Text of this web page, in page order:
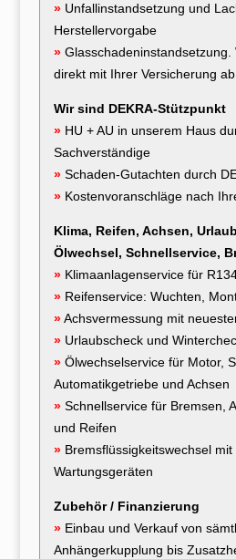
» Unfallinstandsetzung und
Herstellervorgabe
» Glasschadeninstandsetzung.
direkt mit Ihrer Versicherung ab
Wir sind DEKRA-Stützpunkt
» HU + AU in unserem Haus
Sachverständige
» Schaden-Gutachten durch
» Kostenvoranschläge nach
Klima, Reifen, Achsen,
Ölwechsel, Schnellservice,
» Klimaanlagenservice für
» Reifenservice: Wuchten,
» Achsvermessung mit
» Urlaubscheck und
» Ölwechselservice für Motor,
Automatikgetriebe und Achsen
» Schnellservice für Bremsen,
und Reifen
» Bremsflüssigkeitswechsel
Wartungsgeräten
Zubehör / Finanzierung
» Einbau und Verkauf von
Anhängerkupplung bis